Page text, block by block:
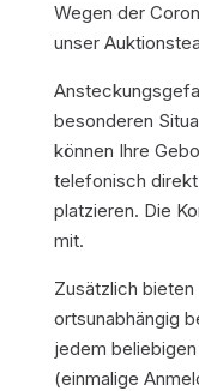
Wegen der
unser
besonderen
können Ihre
telefonisch
platzieren. Die
mit.
Zusätzlich
ortsunabhängig
jedem
(einmalige